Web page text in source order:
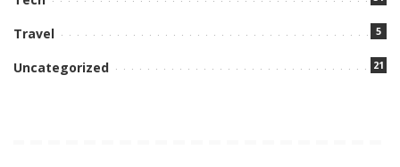
Travel 5
Uncategorized 21